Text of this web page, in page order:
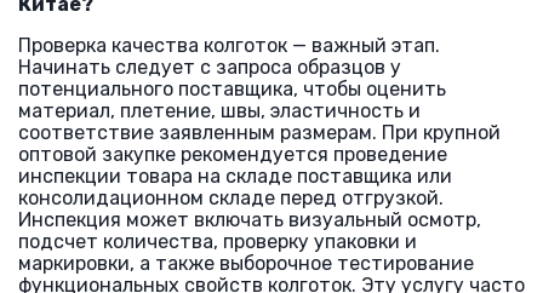
Проверка качества колготок — важный этап.
Начинать следует с запроса образцов у
потенциального поставщика, чтобы оценить
материал, плетение, швы, эластичность и
соответствие заявленным размерам. При крупной
оптовой закупке рекомендуется проведение
инспекции товара на складе поставщика или
консолидационном складе перед отгрузкой.
Инспекция может включать визуальный осмотр,
подсчет количества, проверку упаковки и
маркировки, а также выборочное тестирование
функциональных свойств колготок. Эту услугу часто